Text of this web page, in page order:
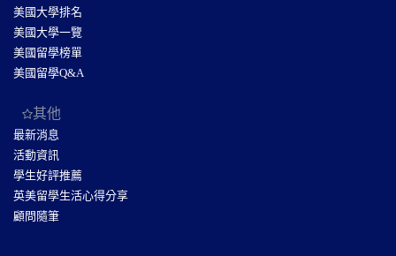
美國大學排名
美國大學一覽
美國留學榜單
美國留學Q&A
其他
最新消息
活動資訊
學生好評推薦
英美留學生活心得分享
顧問隨筆